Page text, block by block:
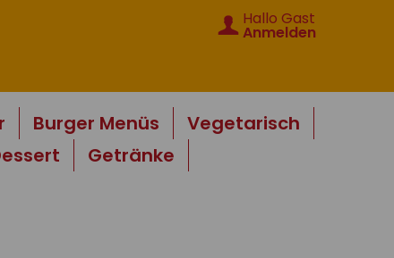
Hallo Gast
Anmelden
Burger Menüs
Vegetarisch
Getränke